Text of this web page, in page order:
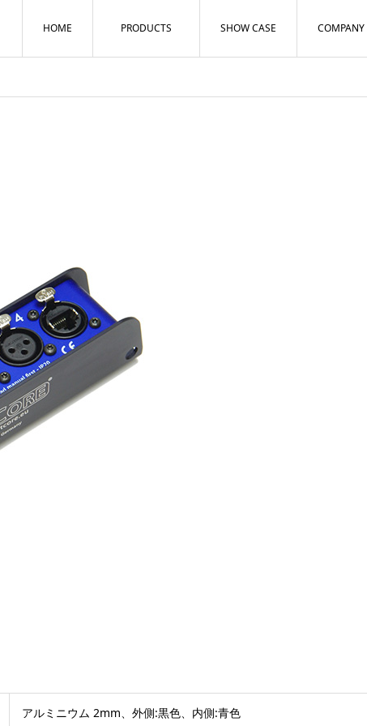
HOME PRODUCTS SHOW CASE COMPANY
アルミニウム 2mm、外側:黒色、内側:青色